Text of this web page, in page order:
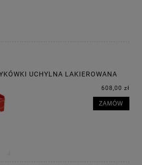
UCHYLNA LAKIEROWANA
608,00 zł
ZAMÓW